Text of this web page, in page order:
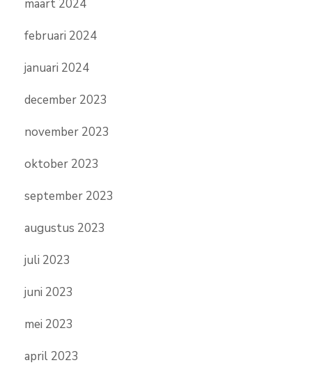
maart 2024
februari 2024
januari 2024
december 2023
november 2023
oktober 2023
september 2023
augustus 2023
juli 2023
juni 2023
mei 2023
april 2023